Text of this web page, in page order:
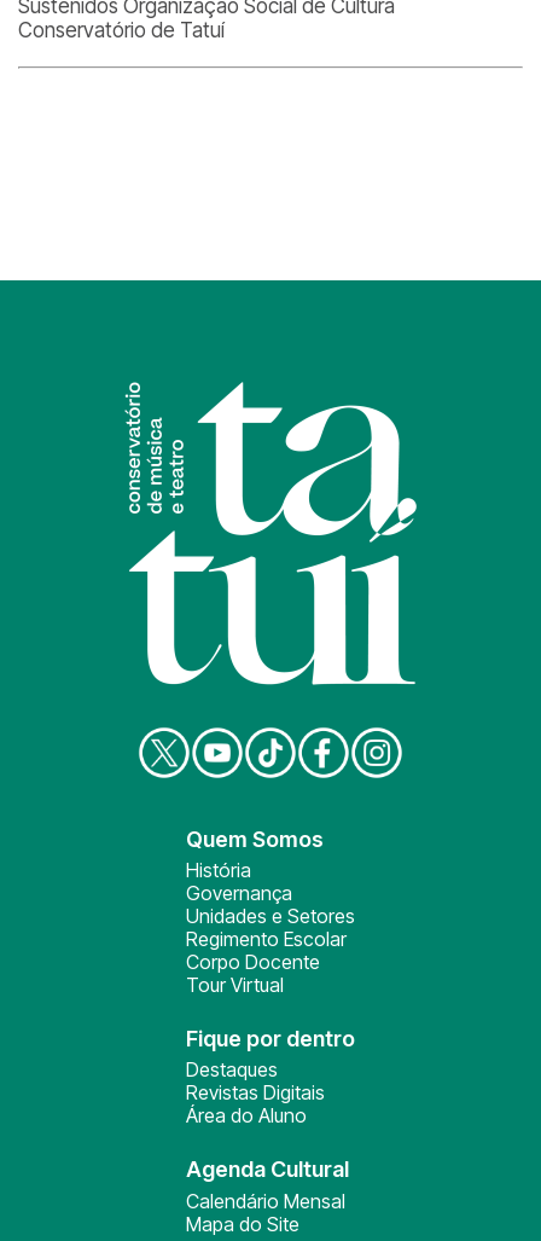
Sustenidos Organização Social de Cultura
Conservatório de Tatuí
Quem Somos
História
Governança
Unidades e Setores
Regimento Escolar
Corpo Docente
Tour Virtual
Fique por dentro
Destaques
Revistas Digitais
Área do Aluno
Agenda Cultural
Calendário Mensal
Mapa do Site